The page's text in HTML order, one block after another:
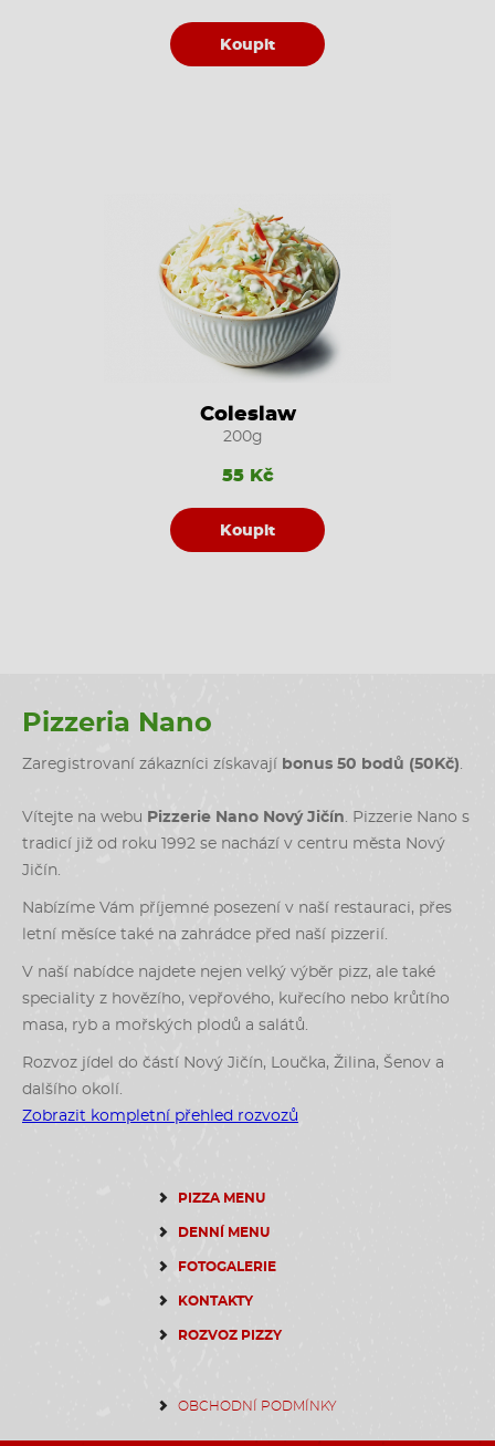
Koupit
Coleslaw
200g
55 Kč
Koupit
Pizzeria Nano
Zaregistrovaní zákazníci získavají bonus 50 bodů (50Kč).
Vítejte na webu Pizzerie Nano Nový Jičín. Pizzerie Nano s
tradicí již od roku 1992 se nachází v centru města Nový
Jičín.
Nabízíme Vám příjemné posezení v naší restauraci, přes
letní měsíce také na zahrádce před naší pizzerií.
V naší nabídce najdete nejen velký výběr pizz, ale také
speciality z hovězího, vepřového, kuřecího nebo krůtího
masa, ryb a mořských plodů a salátů.
Rozvoz jídel do částí Nový Jičín, Loučka, Žilina, Šenov a
dalšího okolí.
Zobrazit kompletní přehled rozvozů
PIZZA MENU
DENNÍ MENU
FOTOGALERIE
KONTAKTY
ROZVOZ PIZZY
OBCHODNÍ PODMÍNKY